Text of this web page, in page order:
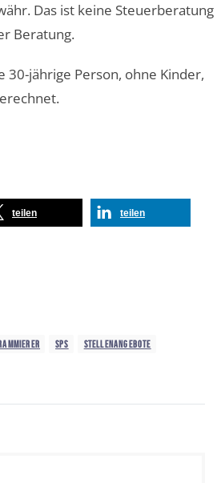
Das ist keine Steuerberatung
Beratung.
30-jährige Person, ohne Kinder,
teilen teilen
SPS STELLENANGEBOTE